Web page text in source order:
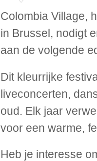
Colombia Village,
in Brussel, nodigt
aan de volgende
Dit kleurrijke
liveconcerten,
oud. Elk jaar
voor een warme,
Heb je interesse